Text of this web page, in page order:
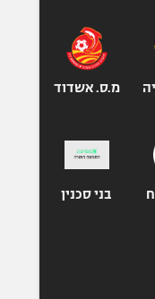
מ.ס. אשדוד
בני סכנין